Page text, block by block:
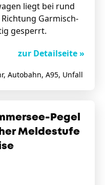
liegt bei rund
Garmisch-
gesperrt.
zur Detailseite »
Autobahn, A95, Unfall
Pegel
Meldestufe